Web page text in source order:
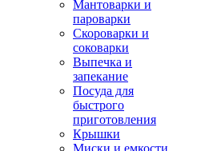
Мантоварки и
пароварки
Скороварки и
соковарки
Выпечка и
запекание
Посуда для
быстрого
приготовления
Крышки
Миски и емкости